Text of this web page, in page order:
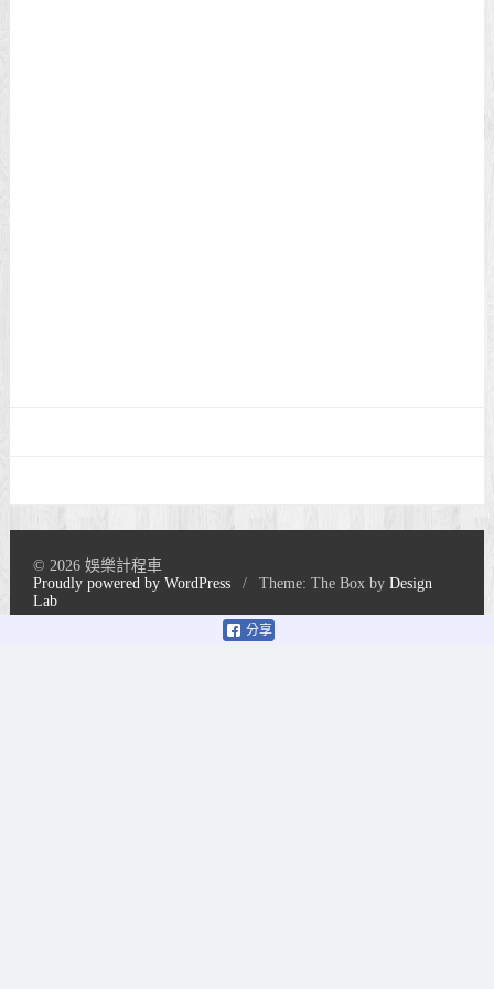
分享
© 2026 娛樂計程車
Proudly powered by WordPress
/ Theme: The Box byDesign
Lab